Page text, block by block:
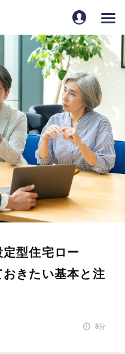
型住宅ロー
きたい基本と注
8分